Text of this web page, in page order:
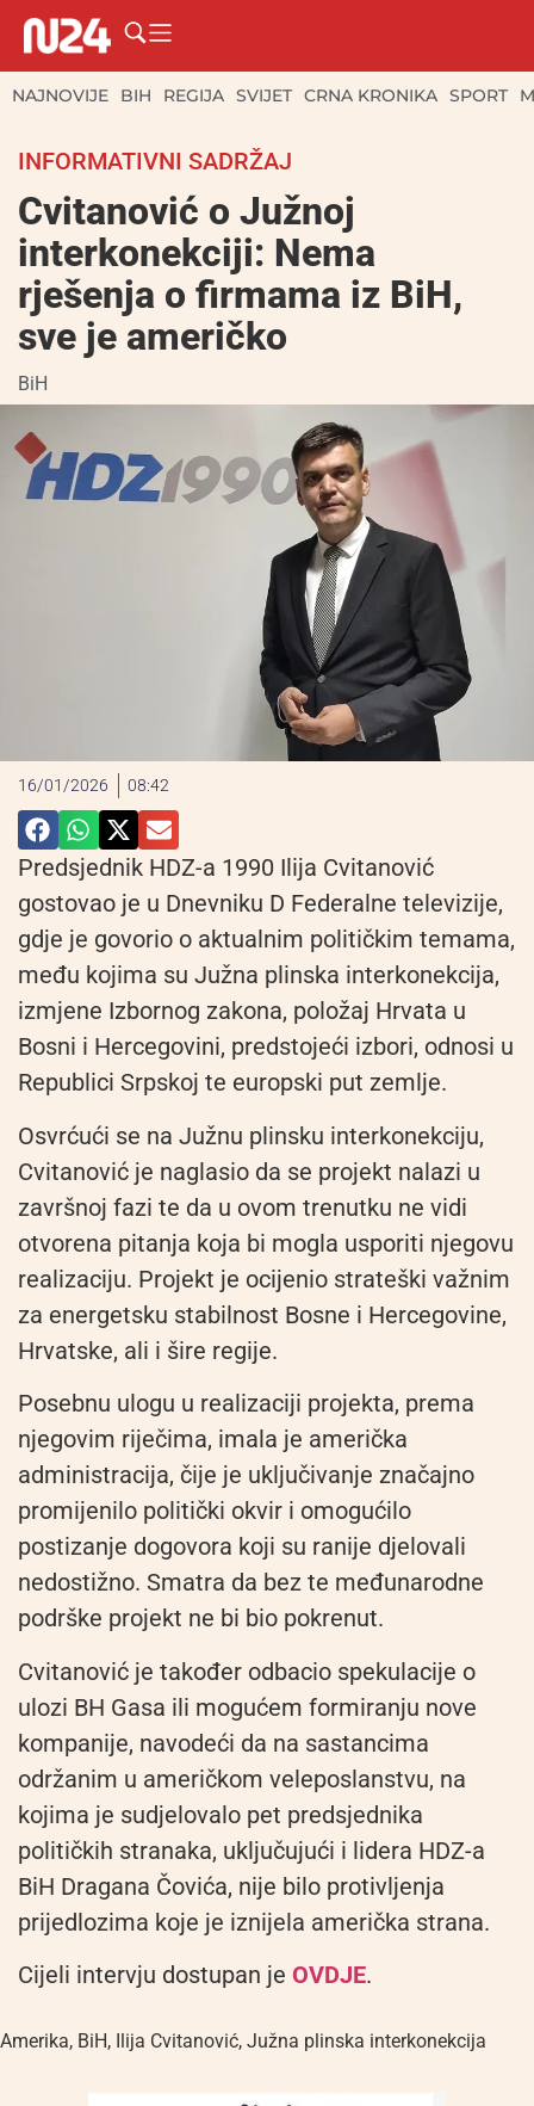
NAJNOVIJE BIH REGIJA SVIJET CRNA KRONIKA SPORT
INFORMATIVNI SADRŽAJ
Cvitanović o Južnoj
interkonekciji: Nema
rješenja o firmama iz BiH,
sve je američko
BiH
16/01/2026 08:42
Predsjednik HDZ-a 1990 Ilija Cvitanović
gostovao je u Dnevniku D Federalne televizije,
gdje je govorio o aktualnim političkim temama,
među kojima su Južna plinska interkonekcija,
izmjene Izbornog zakona, položaj Hrvata u
Bosni i Hercegovini, predstojeći izbori, odnosi u
Republici Srpskoj te europski put zemlje.
Osvrćući se na Južnu plinsku interkonekciju,
Cvitanović je naglasio da se projekt nalazi u
završnoj fazi te da u ovom trenutku ne vidi
otvorena pitanja koja bi mogla usporiti njegovu
realizaciju. Projekt je ocijenio strateški važnim
za energetsku stabilnost Bosne i Hercegovine,
Hrvatske, ali i šire regije.
Posebnu ulogu u realizaciji projekta, prema
njegovim riječima, imala je američka
administracija, čije je uključivanje značajno
promijenilo politički okvir i omogućilo
postizanje dogovora koji su ranije djelovali
nedostižno. Smatra da bez te međunarodne
podrške projekt ne bi bio pokrenut.
Cvitanović je također odbacio spekulacije o
ulozi BH Gasa ili mogućem formiranju nove
kompanije, navodeći da na sastancima
održanim u američkom veleposlanstvu, na
kojima je sudjelovalo pet predsjednika
političkih stranaka, uključujući i lidera HDZ-a
BiH Dragana Čovića, nije bilo protivljenja
prijedlozima koje je iznijela američka strana.
Cijeli intervju dostupan je OVDJE.
Amerika, BiH, Ilija Cvitanović, Južna plinska interkonekcija